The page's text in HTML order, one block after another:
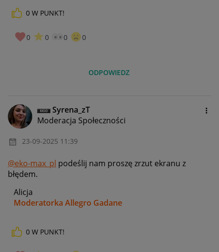
0 W PUNKT!
0 0 0 0
ODPOWIEDZ
Syrena_zT
Moderacja Społeczności
‎23-09-2025 11:39
@eko-max_pl podeślij nam proszę zrzut ekranu z
błędem.
Alicja
Moderatorka Allegro Gadane
0 W PUNKT!